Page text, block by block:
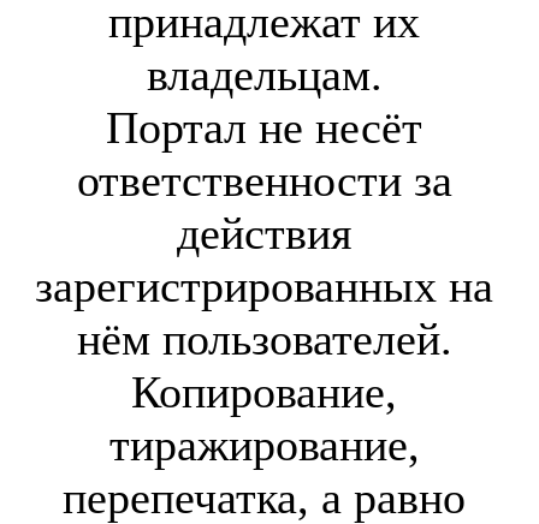
принадлежат их
владельцам.
Портал не несёт
ответственности за
действия
зарегистрированных на
нём пользователей.
Копирование,
тиражирование,
перепечатка, а равно